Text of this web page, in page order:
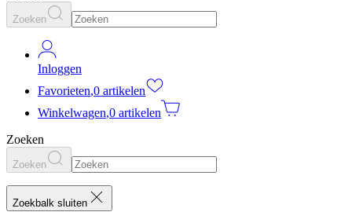
Zoeken
Inloggen
Favorieten,0 artikelen
Winkelwagen,0 artikelen
Zoeken
Zoeken
Zoekbalk sluiten